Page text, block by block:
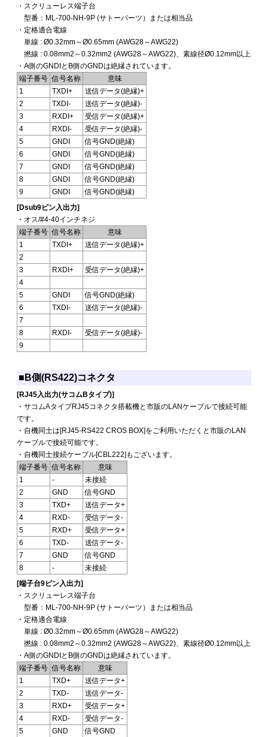
・スクリューレス端子台
型番：ML-700-NH-9P (サトーパーツ）または相当品
・定格適合電線
単線 : Ø0.32mm～Ø0.65mm (AWG28～AWG22)
撚線 : 0.08mm2～0.32mm2 (AWG28～AWG22)、素線径Ø0.12mm以上
・A側のGNDIとB側のGNDは絶縁されています。
端子番号 信号名称
意味
1
TXDI+
送信データ(絶縁)+
2
TXDI-
送信データ(絶縁)-
3
RXDI+
受信データ(絶縁)+
4
RXDI-
受信データ(絶縁)-
5
GNDI
信号GND(絶縁)
6
GNDI
信号GND(絶縁)
7
GNDI
信号GND(絶縁)
8
GNDI
信号GND(絶縁)
9
GNDI
信号GND(絶縁)
[Dsub9ピン入出力]
・オス/#4-40インチネジ
端子番号 信号名称
意味
1
TXDI+
送信データ(絶縁)+
2
3
RXDI+
受信データ(絶縁)+
4
5
GNDI
信号GND(絶縁)
6
TXDI-
送信データ(絶縁)-
7
8
RXDI-
受信データ(絶縁)-
9
■B側(RS422)コネクタ
[RJ45入出力(サコムBタイプ)]
・サコムAタイプRJ45コネクタ搭載機と市販のLANケーブルで接続可能
です。
・自機同士は[RJ45-RS422 CROS BOX]をご利用いただくと市販のLAN
ケーブルで接続可能です。
・自機同士接続ケーブル[CBL222]もございます。
端子番号 信号名称
意味
1
-
未接続
2
GND
信号GND
3
TXD+
送信データ+
4
RXD-
受信データ-
5
RXD+
受信データ+
6
TXD-
送信データ-
7
GND
信号GND
8
-
未接続
[端子台9ピン入出力]
・スクリューレス端子台
型番：ML-700-NH-9P (サトーパーツ）または相当品
・定格適合電線
単線 : Ø0.32mm～Ø0.65mm (AWG28～AWG22)
撚線 : 0.08mm2～0.32mm2 (AWG28～AWG22)、素線径Ø0.12mm以上
・A側のGNDIとB側のGNDは絶縁されています。
端子番号 信号名称
意味
1
TXD+
送信データ+
2
TXD-
送信データ-
3
RXD+
受信データ+
4
RXD-
受信データ-
5
GND
信号GND